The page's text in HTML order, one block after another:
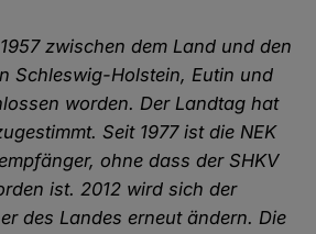
zwischen dem Land und den
Schleswig-Holstein, Eutin und
worden. Der Landtag hat
Seit 1977 ist die NEK
ohne dass der SHKV
ist. 2012 wird sich der
des Landes erneut ändern. Die